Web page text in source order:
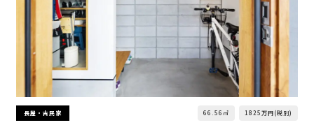
長屋・古民家 66.56㎡ 1825万円(税別)